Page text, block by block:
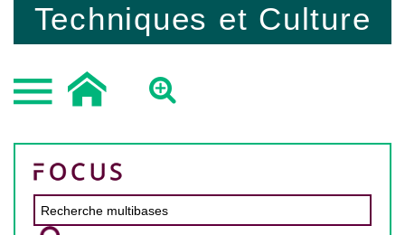
Techniques et Culture